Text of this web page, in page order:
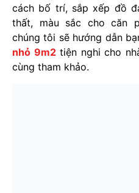
cách bố trí, sắp xếp đồ
thất, màu sắc cho căn
chúng tôi sẽ hướng dẫn
nhỏ 9m2 tiện nghi cho
cùng tham khảo.